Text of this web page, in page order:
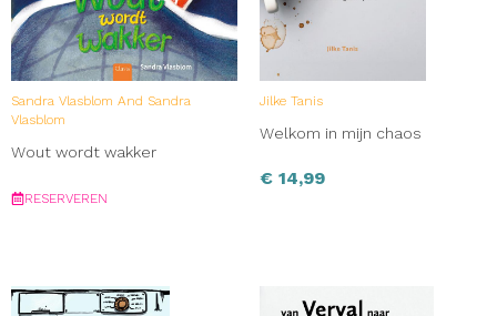
Sandra Vlasblom And Sandra
Vlasblom
Wout wordt wakker
RESERVEREN
Jilke Tanis
Welkom in mijn chaos
€ 14,99